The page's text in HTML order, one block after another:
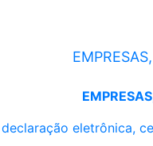
eletrônica,